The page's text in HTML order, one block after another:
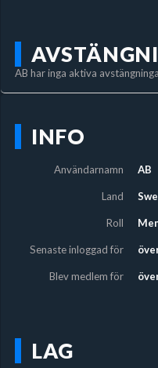
AB har inga aktiva
INFO
Användarnamn AB
Land
Roll
Senaste inloggad för
Blev medlem för
LAG